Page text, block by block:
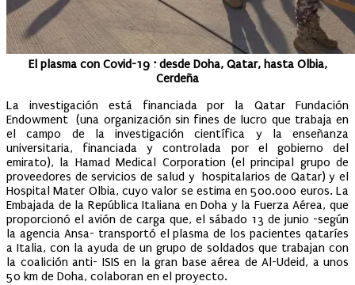
El plasma con Covid-19 ; desde Doha, Qatar, hasta Olbia,
Cerdeña
La investigación está financiada por la Qatar Fundación
Endowment (una organización sin fines de lucro que trabaja en
el campo de la investigación científica y la enseñanza
universitaria, financiada y controlada por el gobierno del
emirato), la Hamad Medical Corporation (el principal grupo de
proveedores de servicios de salud y hospitalarios de Qatar) y el
Hospital Mater Olbia, cuyo valor se estima en 500.000 euros. La
Embajada de la República Italiana en Doha y la Fuerza Aérea, que
proporcionó el avión de carga que, el sábado 13 de junio -según
la agencia Ansa- transportó el plasma de los pacientes qataríes
a Italia, con la ayuda de un grupo de soldados que trabajan con
la coalición anti- ISIS en la gran base aérea de Al-Udeid, a unos
50 km de Doha, colaboran en el proyecto.